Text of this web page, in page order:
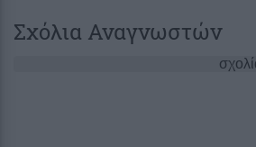
Σχόλια Αναγνωστών